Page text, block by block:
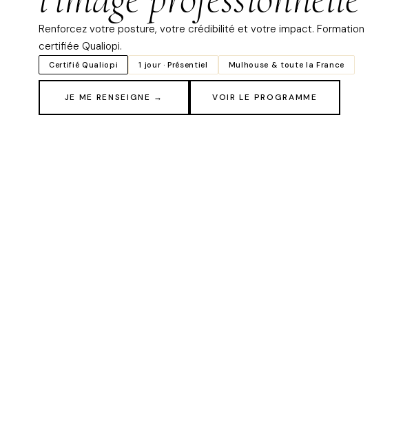
Renforcez votre posture, votre crédibilité et votre impact. Formation
certifiée Qualiopi.
Certifié Qualiopi 1 jour · Présentiel Mulhouse & toute la France
JE ME RENSEIGNE → VOIR LE PROGRAMME